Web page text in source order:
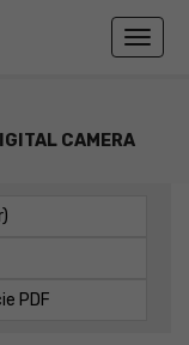
Toggle
CAMERA
PDF